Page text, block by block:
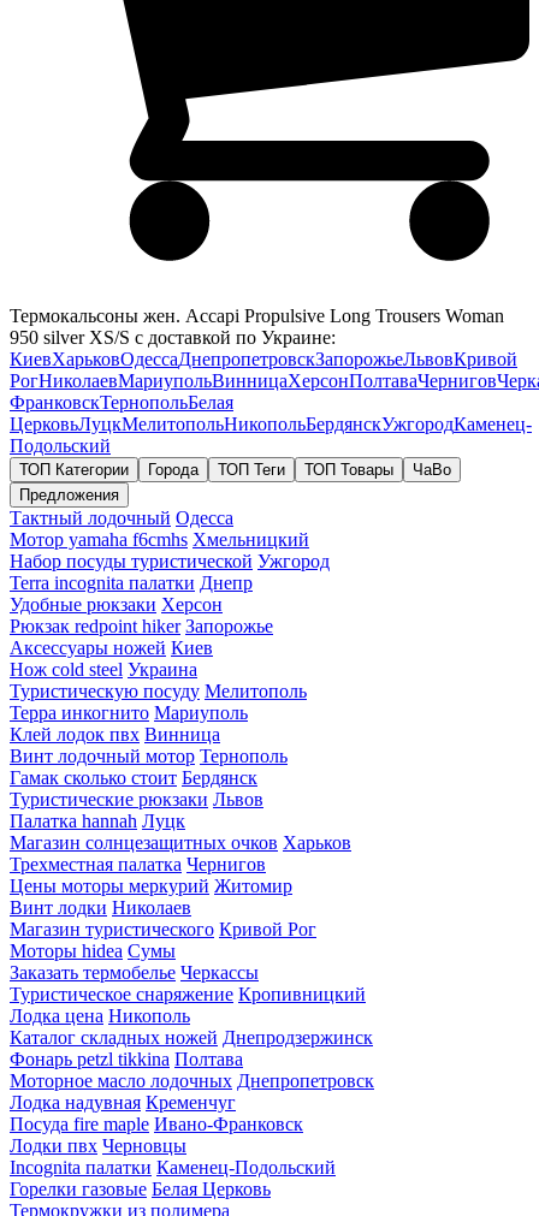
Термокальсоны жен. Accapi Propulsive Long Trousers Woman
950 silver XS/S с доставкой по Украине:
КиевХарьковОдессаДнепропетровскЗапорожьеЛьвовКривой
РогНиколаевМариупольВинницаХерсонПолтаваЧернигов
ФранковскТернопольБелая
ЦерковьЛуцкМелитопольНикопольБердянскУжгородКаменец-
Подольский
ТОП Категории Города ТОП Теги ТОП Товары
ЧаВо
Предложения
Тактный лодочный Одесса
Мотор yamaha f6cmhs Хмельницкий
Набор посуды туристической Ужгород
Terra incognita палатки Днепр
Удобные рюкзаки Херсон
Рюкзак redpoint hiker Запорожье
Аксессуары ножей Киев
Нож cold steel Украина
Туристическую посуду Мелитополь
Терра инкогнито Мариуполь
Клей лодок пвх Винница
Винт лодочный мотор Тернополь
Гамак сколько стоит Бердянск
Туристические рюкзаки Львов
Палатка hannah Луцк
Магазин солнцезащитных очков Харьков
Трехместная палатка Чернигов
Цены моторы меркурий Житомир
Винт лодки Николаев
Магазин туристического Кривой Рог
Моторы hidea Сумы
Заказать термобелье Черкассы
Туристическое снаряжение Кропивницкий
Лодка цена Никополь
Каталог складных ножей Днепродзержинск
Фонарь petzl tikkina Полтава
Моторное масло лодочных Днепропетровск
Лодка надувная Кременчуг
Посуда fire maple Ивано-Франковск
Лодки пвх Черновцы
Incognita палатки Каменец-Подольский
Горелки газовые Белая Церковь
Термокружки из полимера